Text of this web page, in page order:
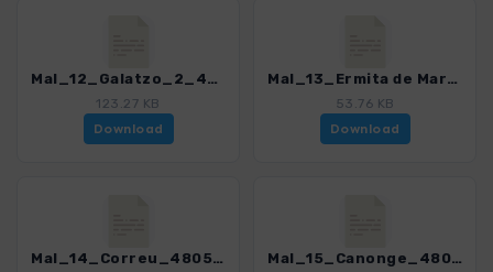
Mal_12_Galatzo_2_4805_4.gpx
123.27 KB
Download
Mal_13_Ermita de Maristella_4805_4.gpx
53.76 KB
Download
Mal_14_Correu_4805_4.gpx Mal_15_Canonge_4805_4.gpx